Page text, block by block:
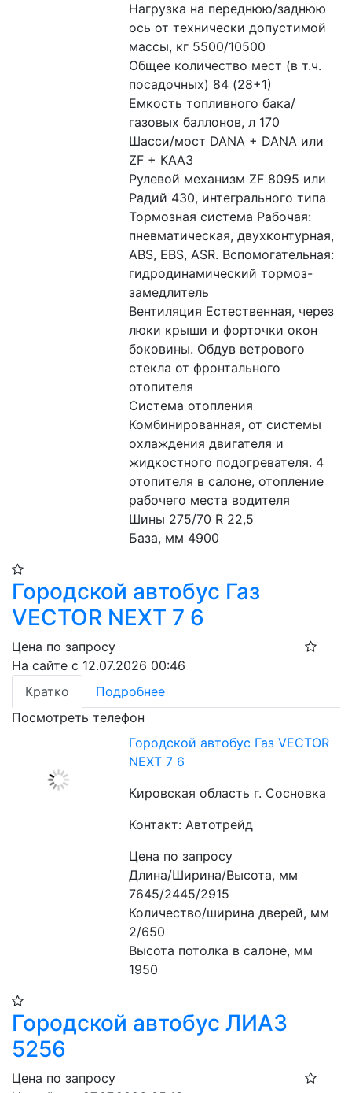
Нагрузка на переднюю/заднюю
ось от технически допустимой
массы, кг 5500/10500
Общее количество мест (в т.ч.
посадочных) 84 (28+1)
Емкость топливного бака/
газовых баллонов, л 170
Шасси/мост DANA + DANA или
ZF + КААЗ
Рулевой механизм ZF 8095 или
Радий 430, интегрального типа
Тормозная система Рабочая:
пневматическая, двухконтурная,
ABS, EBS, ASR. Вспомогательная:
гидродинамический тормоз-
замедлитель
Вентиляция Естественная, через
люки крыши и форточки окон
боковины. Обдув ветрового
стекла от фронтального
отопителя
Система отопления
Комбинированная, от системы
охлаждения двигателя и
жидкостного подогревателя. 4
отопителя в салоне, отопление
рабочего места водителя
Шины 275/70 R 22,5
База, мм 4900
Городской автобус Газ
VECTOR NEXT 7 6
Цена по запросу
На сайте с 12.07.2026 00:46
Кратко
Подробнее
Посмотреть телефон
Городской автобус Газ VECTOR
NEXT 7 6
Кировская область г. Сосновка
Контакт: Автотрейд
Цена по запросу
Длина/Ширина/Высота, мм
7645/2445/2915
Количество/ширина дверей, мм
2/650
Высота потолка в салоне, мм
1950
Городской автобус ЛИАЗ
5256
Цена по запросу